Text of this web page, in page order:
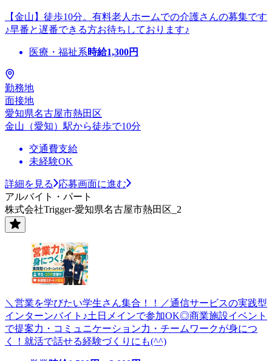
【金山】徒歩10分。有料老人ホームでの介護さんの募集です
♪早番と遅番できる方お待ちしております♪
医療・福祉系時給1,300円
勤務地
面接地
愛知県名古屋市熱田区
金山（愛知）駅から徒歩で10分
交通費支給
未経験OK
詳細を見る
応募画面に進む
アルバイト・パート
株式会社Trigger-愛知県名古屋市熱田区_2
＼営業を学びたい学生さん集合！！／通信サービスの実践型
インターンバイト♪土日メインで参加OK◎商業施設イベント
で提案力・コミュニケーション力・チームワークが身につ
く！就活で話せる経験づくりにも(^^)